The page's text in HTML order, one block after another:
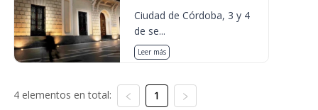
Ciudad de Córdoba, 3 y 4
de se...
Leer más
4 elementos en total: 1